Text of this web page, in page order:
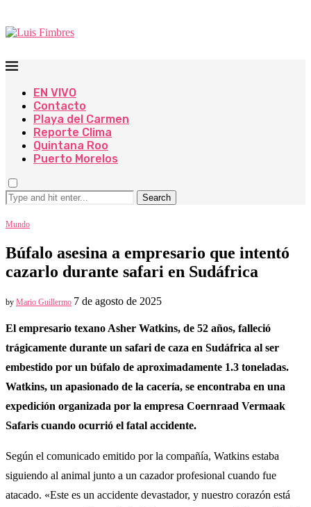
EN VIVO
Contacto
Playa del Carmen
Reporte Clima
Quintana Roo
Puerto Morelos
Search
Mundo
Búfalo asesina a empresario que intentó
cazarlo durante safari en Sudáfrica
by Mario Guillermo 7 de agosto de 2025
El empresario texano Asher Watkins, de 52 años, falleció
trágicamente durante un safari de caza en Sudáfrica al ser
embestido por un búfalo de aproximadamente 1.3 toneladas.
Watkins, un apasionado de la cacería, se encontraba en una
expedición organizada por la empresa Coernraad Vermaak
Safaris cuando ocurrió el fatal accidente.
Según el comunicado emitido por la compañía, Watkins estaba
siguiendo al animal junto a un cazador profesional cuando fue
atacado. «Este es un accidente devastador, y nuestro corazón está